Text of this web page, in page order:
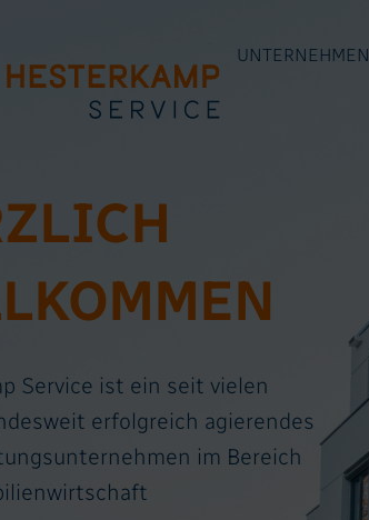
UNTERNEHMEN
Service ist ein seit vielen
erfolgreich agierendes
im Bereich